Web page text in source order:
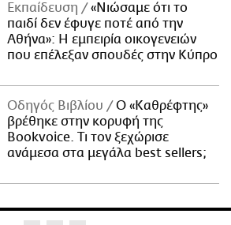
Εκπαίδευση
«Νιώσαμε ότι το
παιδί δεν έφυγε ποτέ από την
Αθήνα»: Η εμπειρία οικογενειών
που επέλεξαν σπουδές στην Κύπρο
Οδηγός Βιβλίου
Ο «Καθρέφτης»
βρέθηκε στην κορυφή της
Bookvoice. Τι τον ξεχώρισε
ανάμεσα στα μεγάλα best sellers;